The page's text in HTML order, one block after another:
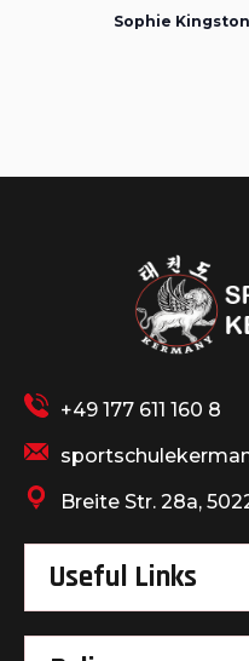
Sophie Kingston
+49 177 611 160 8
Breite Str. 28a,
Useful Links